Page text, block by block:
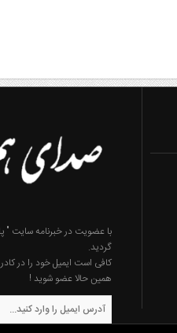
با عضویت در خبرنامه سایت "
گردید.
کافی است ایمیل خود را در
همین حالا عضو شوید !